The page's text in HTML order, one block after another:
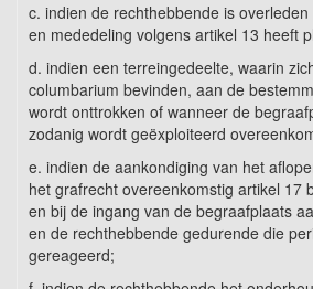
c. indien de rechthebbende is
en mededeling volgens artikel 13 heeft
d. indien een terreingedeelte, waarin
columbarium bevinden, aan de
wordt onttrokken of wanneer de
zodanig wordt geëxploiteerd
e. indien de aankondiging van het
het grafrecht overeenkomstig artikel 17
en bij de ingang van de begraafplaats
en de rechthebbende gedurende die
gereageerd;